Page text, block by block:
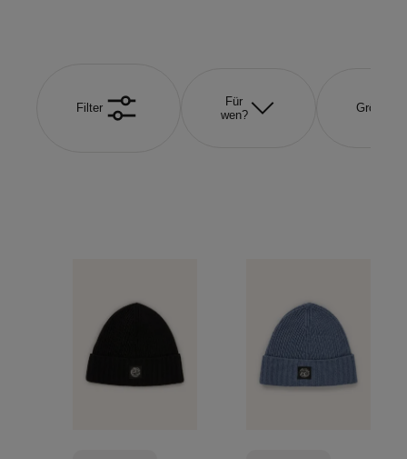
Filter
Für
wen?
Größe